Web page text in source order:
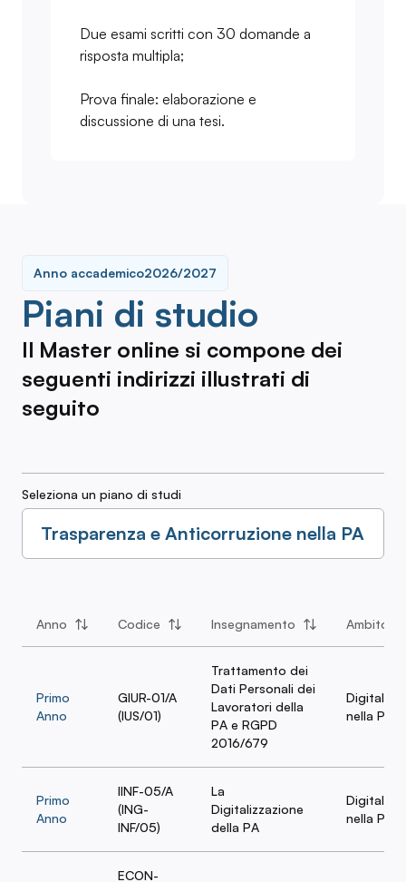
Due esami scritti con 30 domande a
risposta multipla;
Prova finale: elaborazione e
discussione di una tesi.
Piani di studio
Anno accademico2026/2027
Il Master online si compone dei
seguenti indirizzi illustrati di
seguito
Seleziona un piano di studi
Trasparenza e Anticorruzione nella PA
Anno Codice Insegnamento Ambito
Primo
Anno
GIUR-01/A
(IUS/01)
Trattamento dei
Dati Personali dei
Lavoratori della
PA e RGPD
2016/679
nella PA
Primo
Anno
IINF-05/A
(ING-
INF/05)
La
Digitalizzazione
della PA
nella PA
ECON-